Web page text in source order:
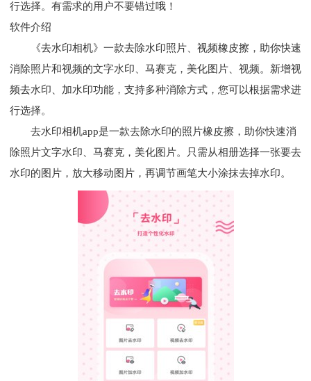
行选择。有需求的用户不要错过哦！
软件介绍
《去水印相机》一款去除水印照片、视频橡皮擦，助你快速
消除照片和视频的文字水印、马赛克，美化图片、视频。新增视
频去水印、加水印功能，支持多种消除方式，您可以根据需求进
行选择。
去水印相机app是一款去除水印的照片橡皮擦，助你快速消
除照片文字水印、马赛克，美化图片。只需从相册选择一张要去
水印的图片，放大移动图片，再调节画笔大小涂抹去掉水印。